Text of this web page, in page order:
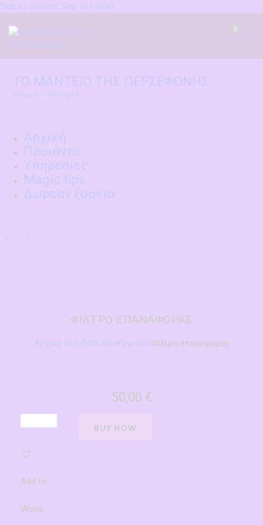
Skip to content Skip to footer
0
ΤΟ ΜΑΝΤΕΙΟ ΤΗΣ ΠΕΡΣΕΦΟΝΗΣ
Φίλτρα – Φυλαχτά
Αρχική
Προιόντα
Υπηρεσίες
Magic tips
Δωρεαν ξορκια
ΦΊΛΤΡΟ ΕΠΑΝΑΦΟΡΆΣ
Αρχική σελίδαΦίλτραΕρωτικάΦίλτρο επαναφοράς
50,00 €
BUY NOW
Add to
Wishli